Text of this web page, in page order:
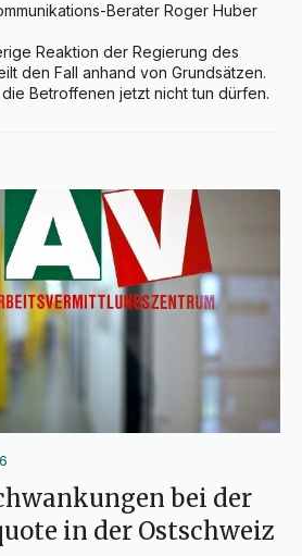
Berater Roger Huber
Reaktion der Regierung des
den Fall anhand von Grundsätzen.
Betroffenen jetzt nicht tun dürfen.
bei der
in der Ostschweiz